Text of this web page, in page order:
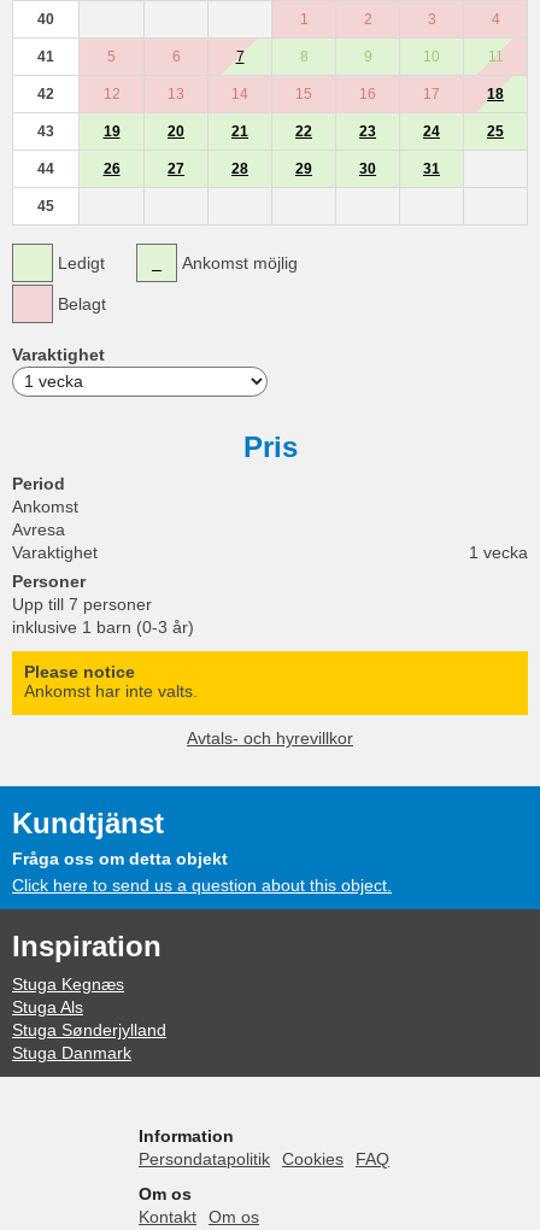
40 1 2 3 4
41 5 6 7 8 9 10 11
42 12 13 14 15 16 17 18
43 19 20 21 22 23 24 25
44 26 27 28 29 30 31
45
Ledigt
Belagt
Ankomst möjlig
Varaktighet
Pris
Period
Ankomst
Avresa
Varaktighet
1 vecka
Personer
Upp till 7 personer
inklusive 1 barn (0-3 år)
Please notice
Ankomst har inte valts.
Avtals- och hyrevillkor
Kundtjänst
Fråga oss om detta objekt
Click here to send us a question about this object.
Inspiration
Stuga Kegnæs
Stuga Als
Stuga Sønderjylland
Stuga Danmark
Information
Persondatapolitik
Cookies
FAQ
Om os
Kontakt
Om os